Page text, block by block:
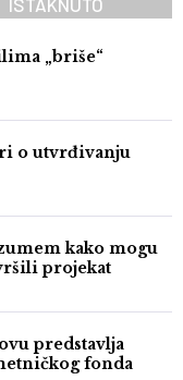
ISTAKNUTO
„briše“
o utvrđivanju
kako mogu
projekat
predstavlja
fonda